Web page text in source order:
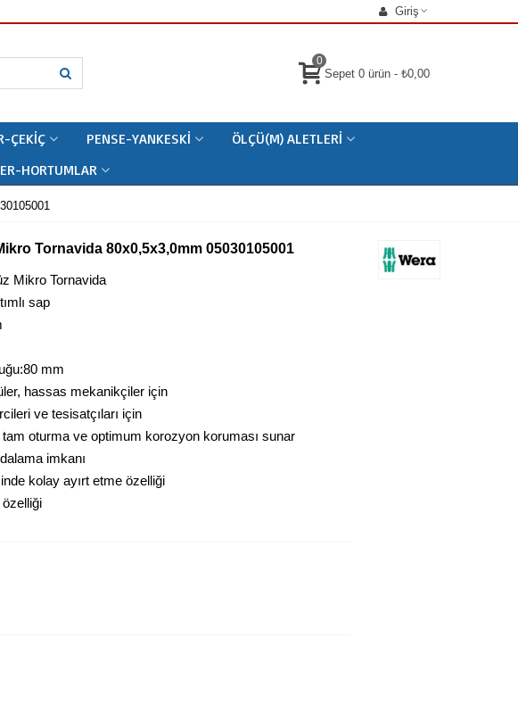
Giriş
0
Sepet 0 ürün - ₺0,00
ÇEKIÇ PENSE-YANKESKI
ÖLÇÜ(M) ALETLERI
HORTUMLAR
Tornavida 80x0,5x3,0mm 05030105001
Mikro Tornavida
sap
mm
hassas mekanikçiler için
ve tesisatçıları için
oturma ve optimum korozyon koruması sunar
imkanı
kolay ayırt etme özelliği